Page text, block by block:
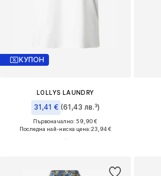
КУПОН
LOLLYS LAUNDRY
31,41 € (61,43 лв.³)
Първоначално: 59,90 €
Последна най-ниска цена:23,94 €